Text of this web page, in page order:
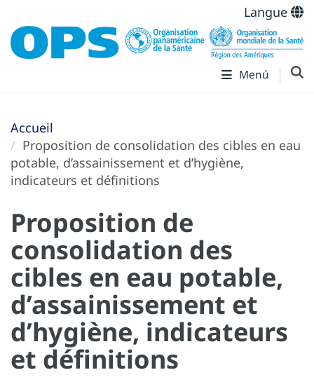
Langue
Menú
Accueil
Proposition de consolidation des cibles en eau
potable, d’assainissement et d’hygiène,
indicateurs et définitions
Proposition de
consolidation des
cibles en eau potable,
d’assainissement et
d’hygiène, indicateurs
et définitions